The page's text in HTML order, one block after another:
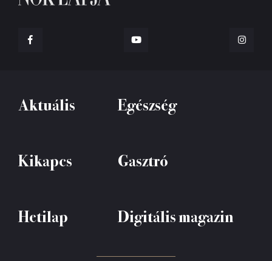
Aktuális Egészség
Kikapcs Gasztró
Hetilap Digitális magazin